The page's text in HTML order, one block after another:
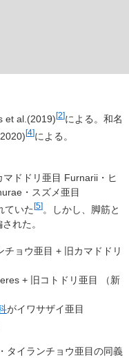
et al.(2019)[2]による。和名
[4]による。
マドドリ亜目 Furnarii ・ヒ
・スズメ亜目
ていた [5] 。しかし、脚筋と
れた。
チョウ亜目 + 旧カマドドリ
+ 旧コトドリ亜目 （新
がイワサザイ亜目
タイランチョウ亜目の同義